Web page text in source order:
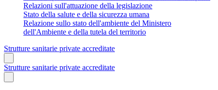
Relazioni sull'attuazione della legislazione
Stato della salute e della sicurezza umana
Relazione sullo stato dell'ambiente del Ministero
dell'Ambiente e della tutela del territorio
Strutture sanitarie private accreditate
Strutture sanitarie private accreditate